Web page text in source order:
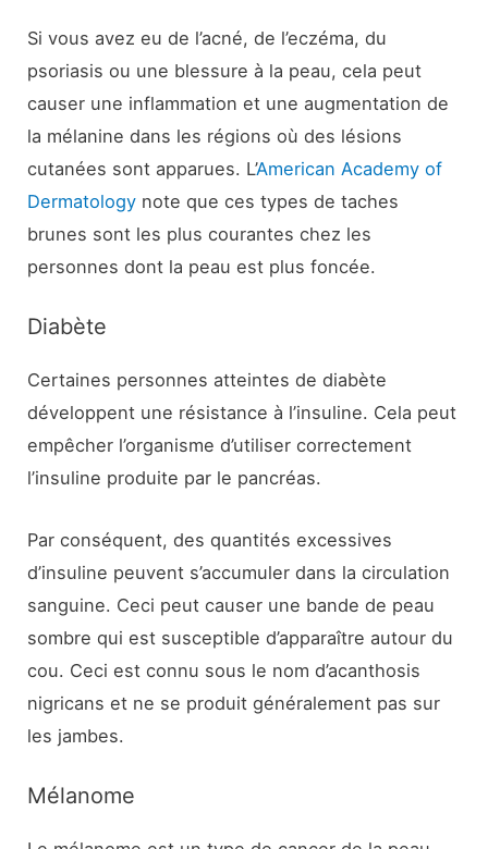
Si vous avez eu de l’acné, de l’eczéma, du
psoriasis ou une blessure à la peau, cela peut
causer une inflammation et une augmentation de
la mélanine dans les régions où des lésions
cutanées sont apparues. L’American Academy of
Dermatology note que ces types de taches
brunes sont les plus courantes chez les
personnes dont la peau est plus foncée.
Diabète
Certaines personnes atteintes de diabète
développent une résistance à l’insuline. Cela peut
empêcher l’organisme d’utiliser correctement
l’insuline produite par le pancréas.
Par conséquent, des quantités excessives
d’insuline peuvent s’accumuler dans la circulation
sanguine. Ceci peut causer une bande de peau
sombre qui est susceptible d’apparaître autour du
cou. Ceci est connu sous le nom d’acanthosis
nigricans et ne se produit généralement pas sur
les jambes.
Mélanome